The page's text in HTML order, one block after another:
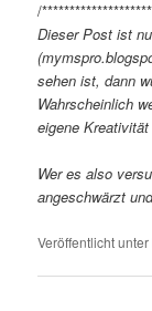
/
Dieser Post ist
sehen ist, dann
Wahrscheinlich
eigene
Wer es also
angeschwärzt
Veröffentlicht unter